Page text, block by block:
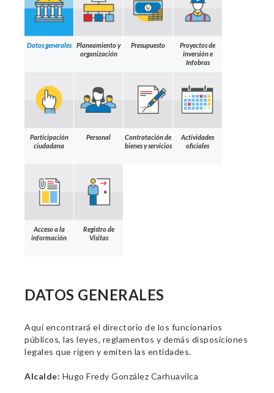
Datos generales
Planeamiento y
organización
Presupuesto
Proyectos de
inversión e
Infobras
Participación
ciudadana
Personal
Contratación de
bienes y servicios
Actividades
oficiales
Acceso a la
información
Registro de
Visitas
DATOS GENERALES
Aquí encontrará el directorio de los funcionarios
públicos, las leyes, reglamentos y demás disposiciones
legales que rigen y emiten las entidades.
Alcalde: Hugo Fredy González Carhuavilca